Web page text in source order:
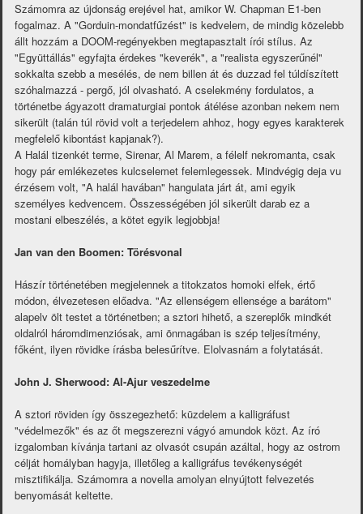
Számomra az újdonság erejével hat, amikor W. Chapman E1-ben
fogalmaz. A "Gorduin-mondatfűzést" is kedvelem, de mindig közelebb
állt hozzám a DOOM-regényekben megtapasztalt írói stílus. Az
"Együttállás" egyfajta érdekes "keverék", a "realista egyszerűnél"
sokkalta szebb a mesélés, de nem billen át és duzzad fel túldíszített
szóhalmazzá - pergő, jól olvasható. A cselekmény fordulatos, a
történetbe ágyazott dramaturgiai pontok átélése azonban nekem nem
sikerült (talán túl rövid volt a terjedelem ahhoz, hogy egyes karakterek
megfelelő kibontást kapjanak?).
A Halál tizenkét terme, Sirenar, Al Marem, a félelf nekromanta, csak
hogy pár emlékezetes kulcselemet felemlegessek. Mindvégig deja vu
érzésem volt, "A halál havában" hangulata járt át, ami egyik
személyes kedvencem. Összességében jól sikerült darab ez a
mostani elbeszélés, a kötet egyik legjobbja!
Jan van den Boomen: Törésvonal
Hászír történetében megjelennek a titokzatos homoki elfek, értő
módon, élvezetesen előadva. "Az ellenségem ellensége a barátom"
alapelv ölt testet a történetben; a sztori hihető, a szereplők mindkét
oldalról háromdimenziósak, ami önmagában is szép teljesítmény,
főként, ilyen rövidke írásba belesűrítve. Elolvasnám a folytatását.
John J. Sherwood: Al-Ajur veszedelme
A sztori röviden így összegezhető: küzdelem a kalligráfust
"védelmezők" és az őt megszerezni vágyó amundok közt. Az író
izgalomban kívánja tartani az olvasót csupán azáltal, hogy az ostrom
célját homályban hagyja, illetőleg a kalligráfus tevékenységét
misztifikálja. Számomra a novella amolyan elnyújtott felvezetés
benyomását keltette.